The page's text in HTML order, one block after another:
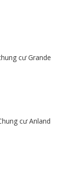
cư Grande
cư Anland